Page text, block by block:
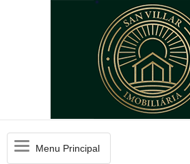
MenuMenu Principal